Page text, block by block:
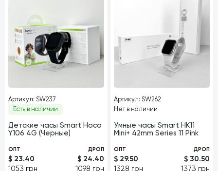
Артикул: SW237
Есть в наличии
Детские часы Smart Hoco
Y106 4G (Черные)
ОПТ
$ 23.40
1053 грн
ДРОП
$ 24.40
1098 грн
Артикул: SW262
Нет в наличии
Умные часы Smart HK11
Mini+ 42mm Series 11 Pink
ОПТ
$ 29.50
1328 грн
ДРОП
$ 30.50
1373 грн